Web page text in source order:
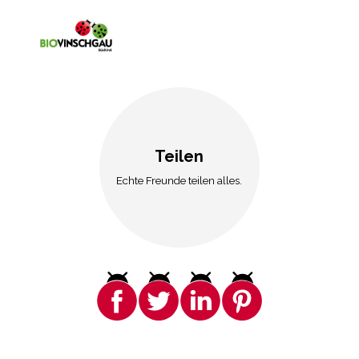
Teilen
Echte Freunde teilen alles.